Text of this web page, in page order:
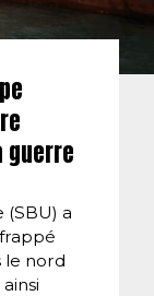
guerre
(SBU) a
le nord